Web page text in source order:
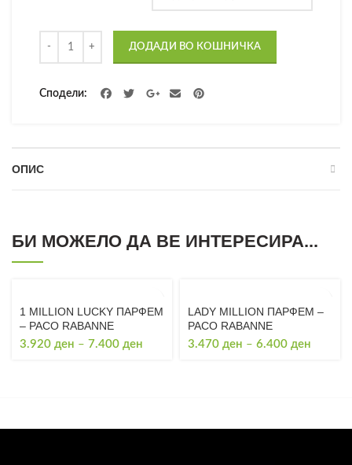
ДОДАДИ ВО КОШНИЧКА
Сподели
ОПИС
БИ МОЖЕЛО ДА ВЕ ИНТЕРЕСИРА...
1 MILLION LUCKY ПАРФЕМ
– PACO RABANNE
3.920 ден – 7.400 ден
LADY MILLION ПАРФЕМ –
PACO RABANNE
3.470 ден – 6.400 ден